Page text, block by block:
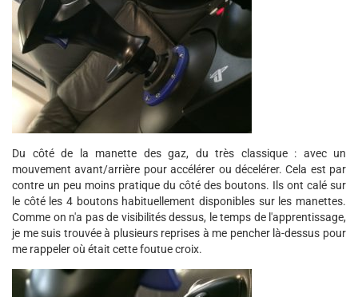
Du côté de la manette des gaz, du très classique : avec un
mouvement avant/arrière pour accélérer ou décelérer. Cela est par
contre un peu moins pratique du côté des boutons. Ils ont calé sur
le côté les 4 boutons habituellement disponibles sur les manettes.
Comme on n'a pas de visibilités dessus, le temps de l'apprentissage,
je me suis trouvée à plusieurs reprises à me pencher là-dessus pour
me rappeler où était cette foutue croix.